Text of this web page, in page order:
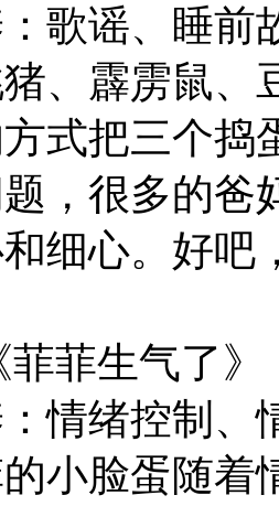
谣、睡前
霹雳鼠、
式把三个捣
，很多的爸
细心。好吧
菲生气了》
绪控制、
脸蛋随着